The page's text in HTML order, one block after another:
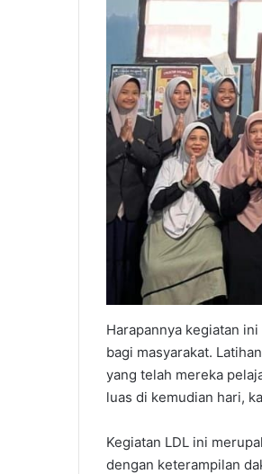
Harapannya kegiatan
bagi masyarakat.
yang telah mereka
luas di kemudian hari,
Kegiatan LDL ini
dengan keterampilan